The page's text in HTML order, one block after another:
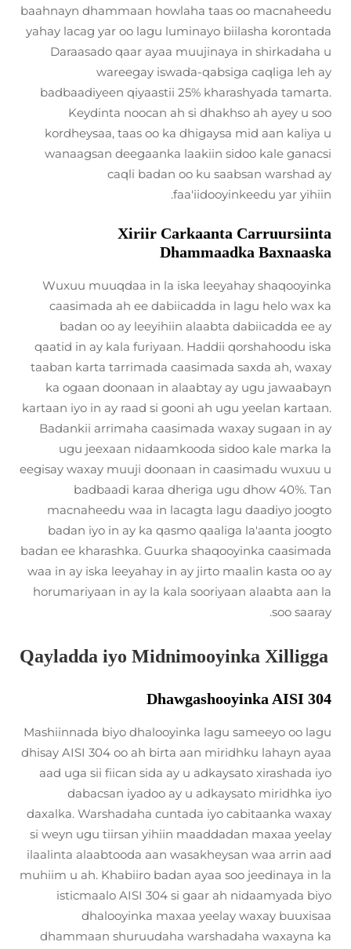
baahnayn dhammaan howlaha taas oo macnaheedu
yahay lacag yar oo lagu luminayo biilasha korontada
Daraasado qaar ayaa muujinaya in shirkadaha u
wareegay iswada-qabsiga caqliga leh ay
badbaadiyeen qiyaastii 25% kharashyada tamarta.
Keydinta noocan ah si dhakhso ah ayey u soo
kordheysaa, taas oo ka dhigaysa mid aan kaliya u
wanaagsan deegaanka laakiin sidoo kale ganacsi
caqli badan oo ku saabsan warshad ay
faa'iidooyinkeedu yar yihiin.
Xiriir Carkaanta Carruursiinta
Dhammaadka Baxnaaska
Wuxuu muuqdaa in la iska leeyahay shaqooyinka
caasimada ah ee dabiicadda in lagu helo wax ka
badan oo ay leeyihiin alaabta dabiicadda ee ay
qaatid in ay kala furiyaan. Haddii qorshahoodu iska
taaban karta tarrimada caasimada saxda ah, waxay
ka ogaan doonaan in alaabtay ay ugu jawaabayn
kartaan iyo in ay raad si gooni ah ugu yeelan kartaan.
Badankii arrimaha caasimada waxay sugaan in ay
ugu jeexaan nidaamkooda sidoo kale marka la
eegisay waxay muuji doonaan in caasimadu wuxuu u
badbaadi karaa dheriga ugu dhow 40%. Tan
macnaheedu waa in lacagta lagu daadiyo joogto
badan iyo in ay ka qasmo qaaliga la'aanta joogto
badan ee kharashka. Guurka shaqooyinka caasimada
waa in ay iska leeyahay in ay jirto maalin kasta oo ay
horumariyaan in ay la kala sooriyaan alaabta aan la
soo saaray.
Qayladda iyo Midnimooyinka Xilligga
Dhawgashooyinka AISI 304
Mashiinnada biyo dhalooyinka lagu sameeyo oo lagu
dhisay AISI 304 oo ah birta aan miridhku lahayn ayaa
aad uga sii fiican sida ay u adkaysato xirashada iyo
dabacsan iyadoo ay u adkaysato miridhka iyo
daxalka. Warshadaha cuntada iyo cabitaanka waxay
si weyn ugu tiirsan yihiin maaddadan maxaa yeelay
ilaalinta alaabtooda aan wasakheysan waa arrin aad
muhiim u ah. Khabiiro badan ayaa soo jeedinaya in la
isticmaalo AISI 304 si gaar ah nidaamyada biyo
dhalooyinka maxaa yeelay waxay buuxisaa
dhammaan shuruudaha warshadaha waxayna ka